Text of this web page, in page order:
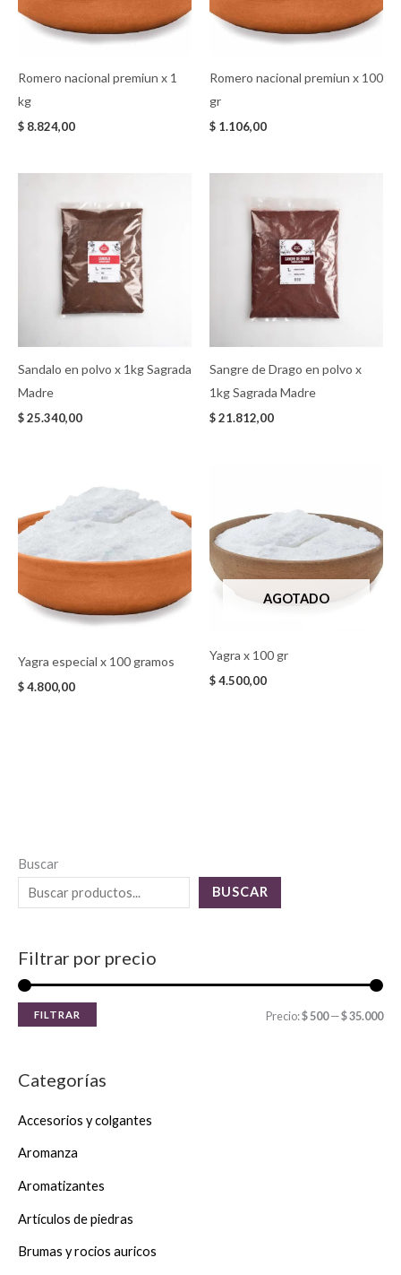
Buscar
BUSCAR
Filtrar por precio
FILTRAR Precio:$ 500—$ 35.000
Categorías
Accesorios y colgantes
Aromanza
Aromatizantes
Artículos de piedras
Brumas y rocios auricos
Romero nacional premiun x 1
kg
$ 8.824,00
Romero nacional premiun x 100
gr
$ 1.106,00
Sandalo en polvo x 1kg Sagrada
Madre
$25.340,00
Sangre de Drago en polvo x
1kg Sagrada Madre
$21.812,00
Yagra especial x 100 gramos
$4.800,00
AGOTADO
Yagra x 100 gr
$4.500,00